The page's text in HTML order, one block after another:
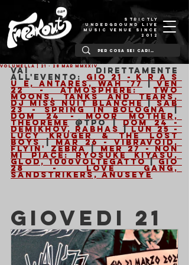
STRICTLY
UNDERGROUND LIVE
MUSIC VENUE SINCE
2012
VOLUMELLA | 21 - 28 Mar MMXXIV
Vai direttamente
all'evento: Gio 21 - K r a s
u e, Antares, Wah '77 | Ven
22 - Atmosphere: Two
Moons, Tanks and Tears,
Dj Miss Nuit Blanche | Sab
23 - Spring in Bologna |
Dom 24 - Moor Mother,
Theoreme @TPO | Dom 24 -
Demikhov, Rabhas | Lun 25 -
Lucy Kruger & the Lost
Boys | Mar 26 - Vibravoid,
Flyin' Zebra | Mer 27 - Non
Mi Piace: Ryosuke Kiyasu,
Glod, 1000voltegatto | Gio
28 - Love Gang,
Sandstrikers, Anuseye
GIOVEDI 21